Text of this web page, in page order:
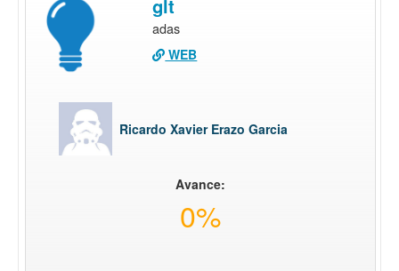
glt
adas
WEB
Ricardo Xavier Erazo Garcia
Avance:
0%